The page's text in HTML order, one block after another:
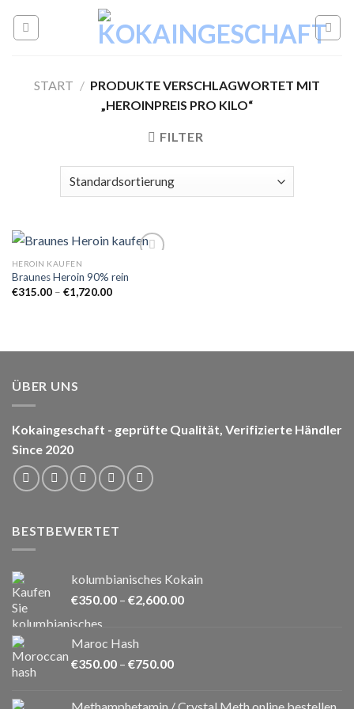
START / PRODUKTE VERSCHLAGWORTET MIT
„HEROINPREIS PRO KILO“
FILTER
HEROIN KAUFEN
Braunes Heroin 90% rein
€315.00 – €1,720.00Preisspanne:
ÜBER UNS
Kokaingeschaft - geprüfte Qualität, Verifizierte Händler
Since 2020
BESTBEWERTET
kolumbianisches Kokain
€350.00 – €2,600.00Preisspanne:
Maroc Hash
€350.00 – €750.00Preisspanne: